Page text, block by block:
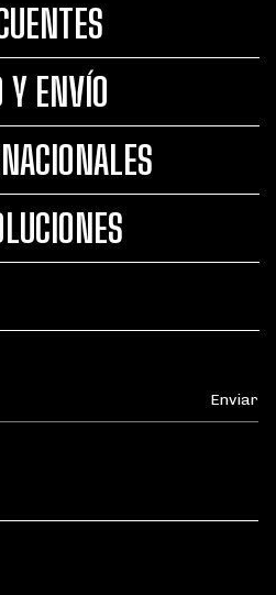
Y ENVÍO